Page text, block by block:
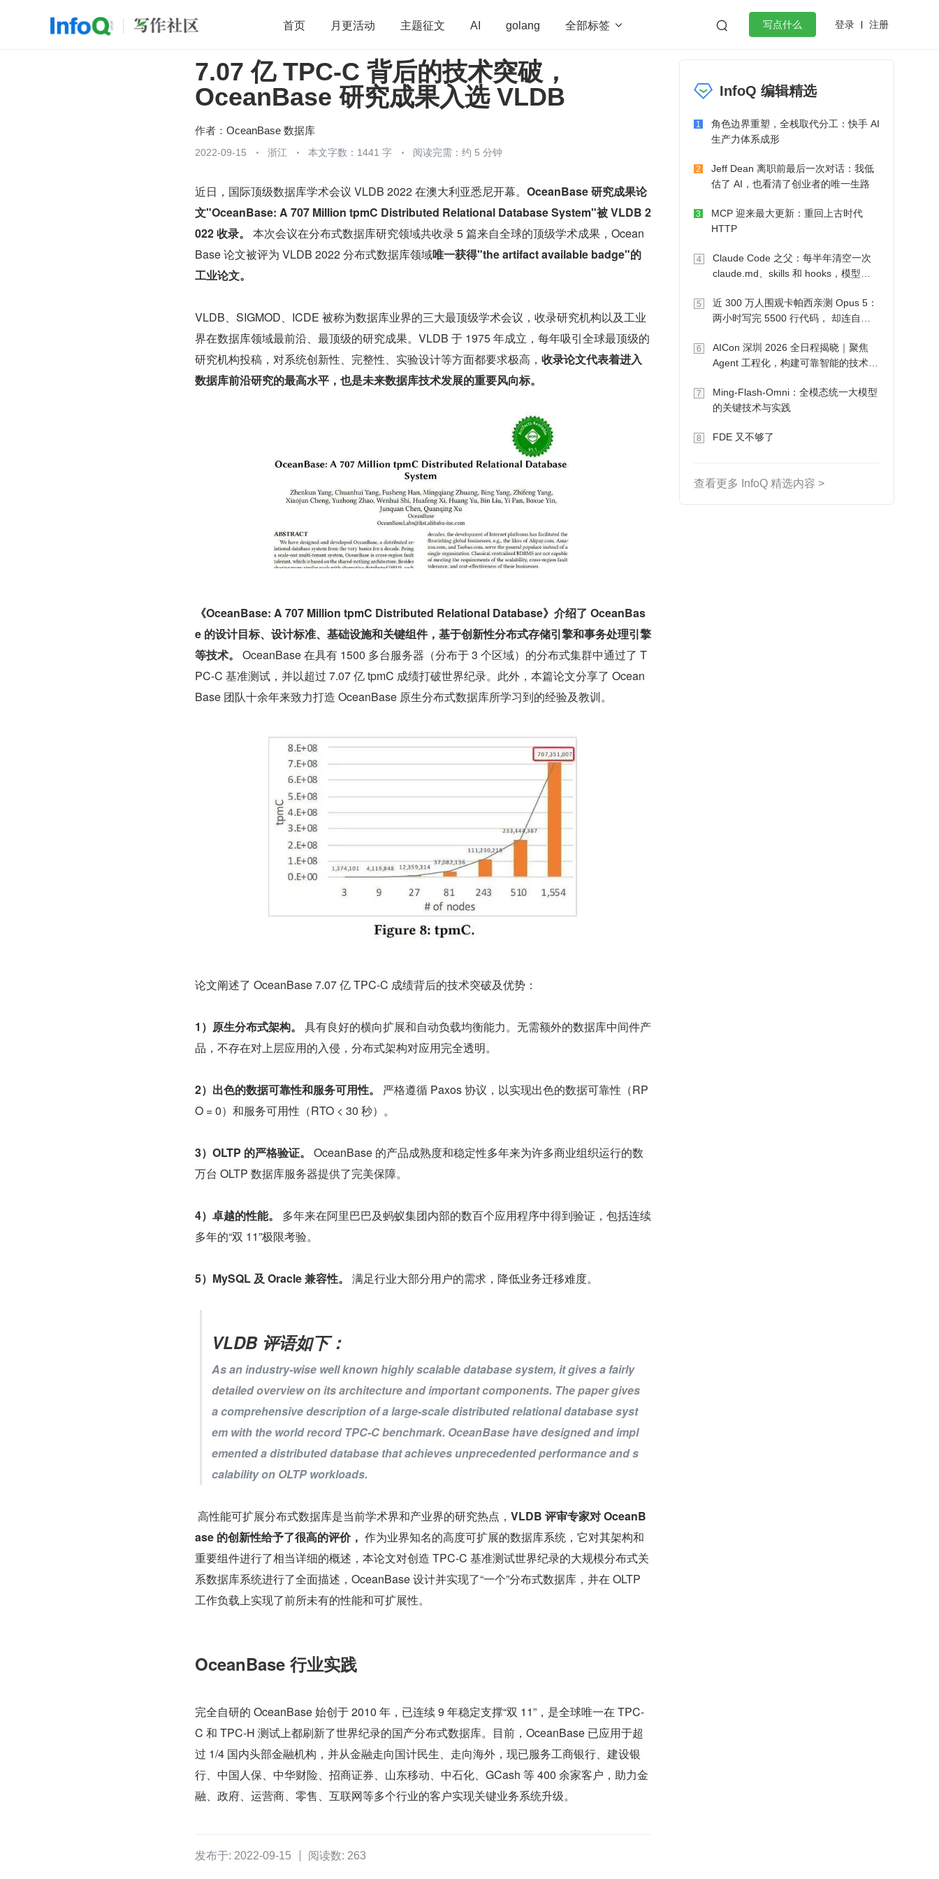
首页 月更活动 主题征文 AI golang 全部标签   写点什么 登录 注册
开源 架构 OpenHarmony 算法 学习方法 Web3.0
团队管理 程序员 运维 深度思考 低代码 微服务架构 flutter
7.07 亿 TPC-C 背后的技术突破，
OceanBase 研究成果入选 VLDB
作者： OceanBase 数据库
2022-09-15 浙江 本文字数：1441 字 阅读完需：约 5 分钟
近日，国际顶级数据库学术会议 VLDB 2022 在澳大利亚悉尼开幕。 OceanBase 研究成果论
文"OceanBase: A 707 Million tpmC Distributed Relational Database System"被 VLDB 2
022 收录。
本次会议在分布式数据库研究领域共收录 5 篇来自全球的顶级学术成果，Ocean
Base 论文被评为 VLDB 2022 分布式数据库领域唯一获得"the artifact available badge"的
工业论文。
VLDB、SIGMOD、ICDE 被称为数据库业界的三大最顶级学术会议，收录研究机构以及工业
界在数据库领域最前沿、最顶级的研究成果。VLDB 于 1975 年成立，每年吸引全球最顶级的
研究机构投稿，对系统创新性、完整性、实验设计等方面都要求极高， 收录论文代表着进入
数据库前沿研究的最高水平，也是未来数据库技术发展的重要风向标。
《OceanBase: A 707 Million tpmC Distributed Relational Database》介绍了 OceanBas
e 的设计目标、设计标准、基础设施和关键组件，基于创新性分布式存储引擎和事务处理引擎
等技术。
OceanBase 在具有 1500 多台服务器（分布于 3 个区域）的分布式集群中通过了 T
PC-C 基准测试，并以超过 7.07 亿 tpmC 成绩打破世界纪录。此外，本篇论文分享了 Ocean
Base 团队十余年来致力打造 OceanBase 原生分布式数据库所学习到的经验及教训。
论文阐述了 OceanBase 7.07 亿 TPC-C 成绩背后的技术突破及优势：
1）原生分布式架构。
具有良好的横向扩展和自动负载均衡能力。无需额外的数据库中间件产
品，不存在对上层应用的入侵，分布式架构对应用完全透明。
2）出色的数据可靠性和服务可用性。
严格遵循 Paxos 协议，以实现出色的数据可靠性（RP
O = 0）和服务可用性（RTO < 30 秒）。
3）OLTP 的严格验证。
OceanBase 的产品成熟度和稳定性多年来为许多商业组织运行的数
万台 OLTP 数据库服务器提供了完美保障。
4）卓越的性能。
多年来在阿里巴巴及蚂蚁集团内部的数百个应用程序中得到验证，包括连续
多年的“双 11”极限考验。
5）MySQL 及 Oracle 兼容性。 满足行业大部分用户的需求，降低业务迁移难度。
VLDB 评语如下：
As an industry-wise well known highly scalable database system, it gives a fairly
detailed overview on its architecture and important components. The paper gives
a comprehensive description of a large-scale distributed relational database syst
em with the world record TPC-C benchmark. OceanBase have designed and impl
emented a distributed database that achieves unprecedented performance and s
calability on OLTP workloads.
高性能可扩展分布式数据库是当前学术界和产业界的研究热点， VLDB 评审专家对 OceanB
ase 的创新性给予了很高的评价， 作为业界知名的高度可扩展的数据库系统，它对其架构和
重要组件进行了相当详细的概述，本论文对创造 TPC-C 基准测试世界纪录的大规模分布式关
系数据库系统进行了全面描述，OceanBase 设计并实现了“一个”分布式数据库，并在 OLTP
工作负载上实现了前所未有的性能和可扩展性。
OceanBase 行业实践
完全自研的 OceanBase 始创于 2010 年，已连续 9 年稳定支撑“双 11”，是全球唯一在 TPC-
C 和 TPC-H 测试上都刷新了世界纪录的国产分布式数据库。目前，OceanBase 已应用于超
过 1/4 国内头部金融机构，并从金融走向国计民生、走向海外，现已服务工商银行、建设银
行、中国人保、中华财险、招商证券、山东移动、中石化、GCash 等 400 余家客户，助力金
融、政府、运营商、零售、互联网等多个行业的客户实现关键业务系统升级。
发布于: 2022-09-15 阅读数: 263
InfoQ 编辑精选
1
角色边界重塑，全栈取代分工：快手 AI
生产力体系成形
2
Jeff Dean 离职前最后一次对话：我低
估了 AI，也看清了创业者的唯一生路
3
MCP 迎来最大更新：重回上古时代
HTTP
4
Claude Code 之父：每半年清空一次
claude.md、skills 和 hooks，模型自
5
近 300 万人围观卡帕西亲测 Opus 5：
两小时写完 5500 行代码， 却连自己
6
AICon 深圳 2026 全日程揭晓｜聚焦
Agent 工程化，构建可靠智能的技术路
7
Ming-Flash-Omni：全模态统一大模型
的关键技术与实践
8 FDE 又不够了
查看更多 InfoQ 精选内容 >